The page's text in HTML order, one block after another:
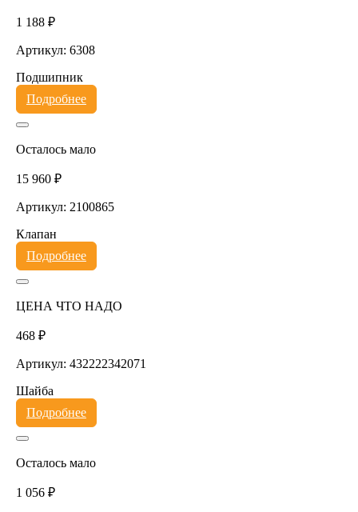
1 188 ₽
Артикул: 6308
Подшипник
Подробнее
Осталось мало
15 960 ₽
Артикул: 2100865
Клапан
Подробнее
ЦЕНА ЧТО НАДО
468 ₽
Артикул: 432222342071
Шайба
Подробнее
Осталось мало
1 056 ₽